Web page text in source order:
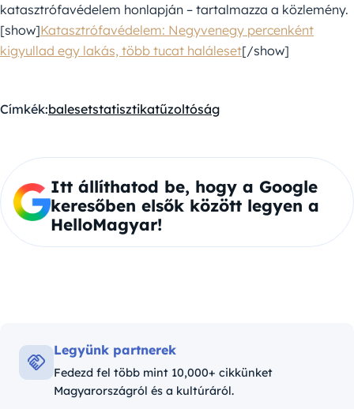
katasztrófavédelem honlapján – tartalmazza a közlemény.
[show]Katasztrófavédelem: Negyvenegy percenként
kigyullad egy lakás, több tucat haláleset[/show]
Címkék:balesetstatisztikatűzoltóság
Itt állíthatod be, hogy a Google
keresőben elsők között legyen a
HelloMagyar!
Legyünk partnerek
Fedezd fel több mint 10,000+ cikkünket
Magyarországról és a kultúráról.